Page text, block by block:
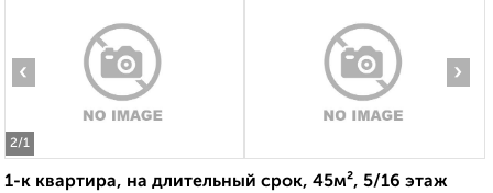
2/1
‹ ›
1-к квартира, на длительный срок, 45м², 5/16 этаж